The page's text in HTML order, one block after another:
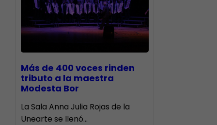
Más de 400 voces rinden
tributo a la maestra
Modesta Bor
​La Sala Anna Julia Rojas de la
Unearte se llenó…